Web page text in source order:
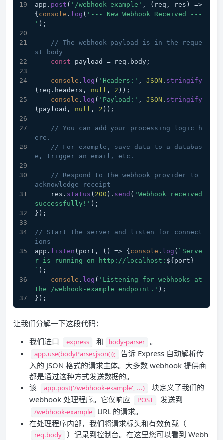
app. post ( '/webhook-example' , ( req, res ) =>
{ console . log ( '--- New Webhook Received ---
' );
// The webhook payload is in the reque
st body
const payload = req. body ;
console . log ( 'Headers:' , JSON . stringify
(req. headers , null , 2 ));
console . log ( 'Payload:' , JSON . stringify
(payload, null , 2 ));
// You can add your processing logic h
ere.
// For example, save data to a databas
e, trigger an email, etc.
// Respond to the webhook provider to
acknowledge receipt
    res.
status ( 200 ). send ( 'Webhook received
successfully!' );
});
// Start the server and listen for connect
ions
app. listen (port, () => { console . log ( `Serve
r is running on http://localhost: ${port}
` );
console . log ( 'Listening for webhooks at
the /webhook-example endpoint.' );
});
让我们分解一下这段代码：
我们进口
express 和 body-parser 。
app.use(bodyParser.json());
告诉 Express 自动解析传
入的 JSON 格式的请求主体。大多数 webhook 提供商
都是通过这种方式发送数据的。
该
app.post('/webhook-example', ...)
块定义了我们的
webhook 处理程序。它仅响应
POST 发送到
/webhook-example
URL 的请求。
在处理程序内部，我们将请求标头和有效负载（
req.body
）记录到控制台。在这里您可以看到 Webh